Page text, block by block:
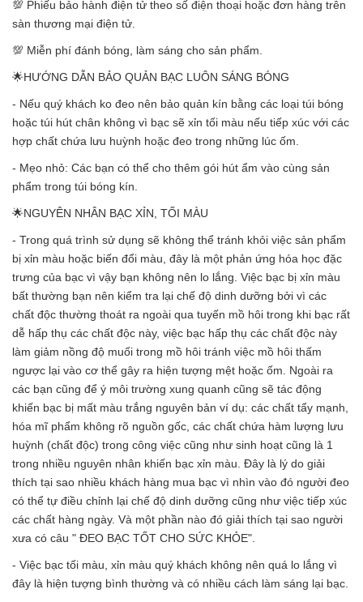
💯 Phiếu bảo hành điện tử theo số điện thoại hoặc đơn hàng trên
sàn thương mại điện tử.
💯 Miễn phí đánh bóng, làm sáng cho sản phẩm.
🌟HƯỚNG DẪN BẢO QUẢN BẠC LUÔN SÁNG BÓNG
- Nếu quý khách ko đeo nên bảo quản kín bằng các loại túi bóng
hoặc túi hút chân không vì bạc sẽ xỉn tối màu nếu tiếp xúc với các
hợp chất chứa lưu huỳnh hoặc đeo trong những lúc ốm.
- Mẹo nhỏ: Các bạn có thể cho thêm gói hút ẩm vào cùng sản
phẩm trong túi bóng kín.
🌟NGUYÊN NHÂN BẠC XỈN, TỐI MÀU
- Trong quá trình sử dụng sẽ không thể tránh khỏi việc sản phẩm
bị xỉn màu hoặc biến đổi màu, đây là một phản ứng hóa học đặc
trưng của bạc vì vậy bạn không nên lo lắng. Việc bạc bị xỉn màu
bất thường bạn nên kiểm tra lại chế độ dinh dưỡng bởi vì các
chất độc thường thoát ra ngoài qua tuyến mồ hôi trong khi bạc rất
dễ hấp thụ các chất độc này, việc bạc hấp thụ các chất độc này
làm giảm nồng độ muối trong mồ hôi tránh việc mồ hôi thấm
ngược lại vào cơ thể gây ra hiện tượng mệt hoặc ốm. Ngoài ra
các bạn cũng để ý môi trường xung quanh cũng sẽ tác động
khiến bạc bị mất màu trắng nguyên bản ví dụ: các chất tẩy mạnh,
hóa mĩ phẩm không rõ nguồn gốc, các chất chứa hàm lượng lưu
huỳnh (chất độc) trong công việc cũng như sinh hoạt cũng là 1
trong nhiều nguyên nhân khiến bạc xỉn màu. Đây là lý do giải
thích tại sao nhiều khách hàng mua bạc vì nhìn vào đó người đeo
có thể tự điều chỉnh lại chế độ dinh dưỡng cũng như việc tiếp xúc
các chất hàng ngày. Và một phần nào đó giải thích tại sao người
xưa có câu " ĐEO BẠC TỐT CHO SỨC KHỎE".
- Việc bạc tối màu, xỉn màu quý khách không nên quá lo lắng vì
đây là hiện tượng bình thường và có nhiều cách làm sáng lại bạc.